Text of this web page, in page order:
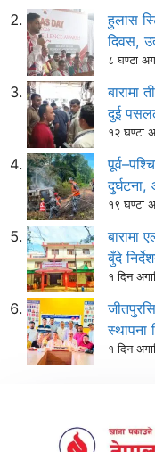
हुलास
दिवस,
८ घण्टा
बारामा
दुई
१२ घण्टा
१९ घण्टा
बारामा
बुँदे
१ दिन
स्थापना
१ दिन